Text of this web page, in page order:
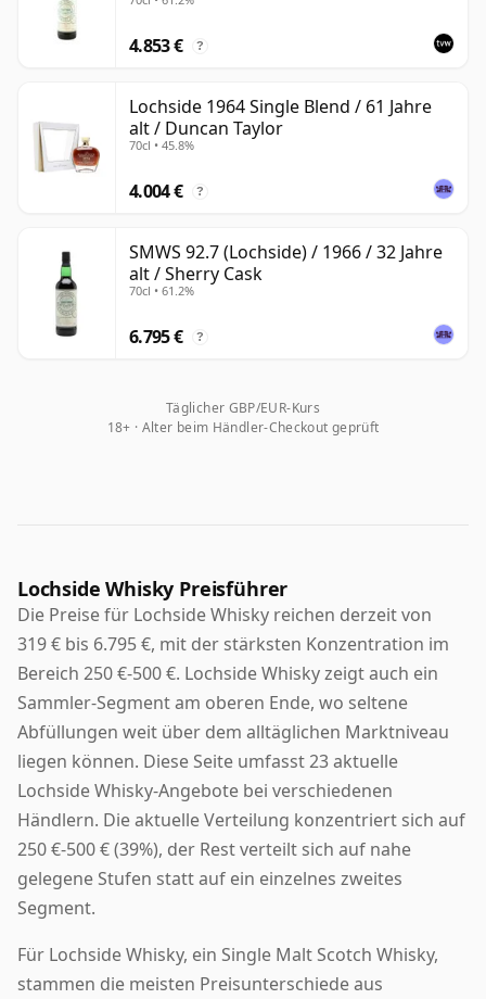
4.853 € ?
Lochside 1964 Single Blend / 61 Jahre
alt / Duncan Taylor
70cl • 45.8%
4.004 € ?
SMWS 92.7 (Lochside) / 1966 / 32 Jahre
alt / Sherry Cask
70cl • 61.2%
6.795 € ?
Täglicher GBP/EUR-Kurs
18+ · Alter beim Händler-Checkout geprüft
Lochside Whisky Preisführer
Die Preise für Lochside Whisky reichen derzeit von
319 € bis 6.795 €, mit der stärksten Konzentration im
Bereich 250 €-500 €. Lochside Whisky zeigt auch ein
Sammler-Segment am oberen Ende, wo seltene
Abfüllungen weit über dem alltäglichen Marktniveau
liegen können. Diese Seite umfasst 23 aktuelle
Lochside Whisky-Angebote bei verschiedenen
Händlern. Die aktuelle Verteilung konzentriert sich auf
250 €-500 € (39%), der Rest verteilt sich auf nahe
gelegene Stufen statt auf ein einzelnes zweites
Segment.
Für Lochside Whisky, ein Single Malt Scotch Whisky,
stammen die meisten Preisunterschiede aus